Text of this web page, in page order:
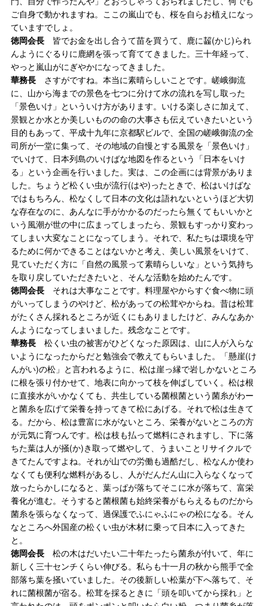
ご自身で動かれますね。ここの嵐山でも、桜を自らお植えになっ
ていますでしょ。
徳岡会長皆でお金を出し合うて苗を買うて、鹿に齧(かじ)られ
んようにぐるりに鹿網を張って育ててきました。三十年経って、
やっと嵐山がにぎやかになってきました。
華務長さすがですね。本当に素晴らしいことです。嵯峨御流
に、山から海までの景色を七つに分けて水の流れを写し取った
「景色いけ」といういけ方があります。いける楽しさに加えて、
景観とか水とか美しいものの命の大事さも伝えていきたいという
目的もあって、平成十九年に京都駅ビルで、全国の嵯峨御流の全
司所が一堂に集って、その地域の自慢とする風景を「景色いけ」
でいけて、日本列島のいけばな地図を作るという「日本をいけ
る」という企画を行いました。実は、この企画には背景がありま
した。ちょうど松くい虫が流行(はや)ったときで、松はいけばな
ではもちろん、松なくして日本の文化は語れないというほど大切
な存在なのに、あんなに手がかかるのだったら無くてもいいかと
いう風潮が世の中に広まってしまったら、景観もすっかり変わっ
てしまい大変なことになってしまう。それで、私たちは環境を守
るために何かできることはないかと考え、美しい風景をいけて、
見ていただく方に「自然の風景って素晴らしいな」という気持ち
を取り戻していただきたいと、そんな活動を始めたんです。
徳岡会長それは大事なことです。料理屋やからすぐ食べ物に頭
がいってしまうのやけど、松があっての松茸やからね。昔は松茸
がたくさん採れるところが近くにもありましたけど、みんなあか
んようになってしまいました。残念なことです。
華務長松くい虫の被害がひどくなった原因は、山に人が入らな
いようになったからだと勉強会で教えてもらいました。「懸崖(け
んがい)の松」と言われるように、松は崖っ縁で岩しかないところ
に根を張り付かせて、地表に向かって枝を伸ばしていく。松は根
に直接水がいかなくても、共生している菌根菌という菌糸がわー
と菌糸を広げて栄養を持ってきて松にあげる。それで松は生きて
る。だから、松は豊富に水がないところ、栄養がないところの方
が元気に育つんです。松は枝も払って燃料にされますし、下に落
ちた葉は人が掻(か)き取って燃やして、うまいことリサイクルで
きてたんですよね。それが山での労働も過酷だし、松なんか使わ
なくても便利な燃料があるし、人がだんだん山に入らなくなって
放ったらかしになると、葉っぱが落ちてそこに水が落ちて、富栄
養化が進む。そうすると菌根菌も始終栄養がもらえるものだから
菌糸を張らなくなって、過保護でふにゃふにゃの松になる。そん
なところへ外国産の松くい虫が木材に乗って日本に入ってきた
と。
徳岡会長松の木はだいたい二十年たったら菌糸が付いて、年に
新しく三十センチくらい伸びる。私らも十一月の秋から熊手で全
部落ち葉を掻いていました。その後新しい松葉が下へ落ちて、そ
れに菌根菌が宿る。松茸を採るときに「頭を叩いてから採れ」と